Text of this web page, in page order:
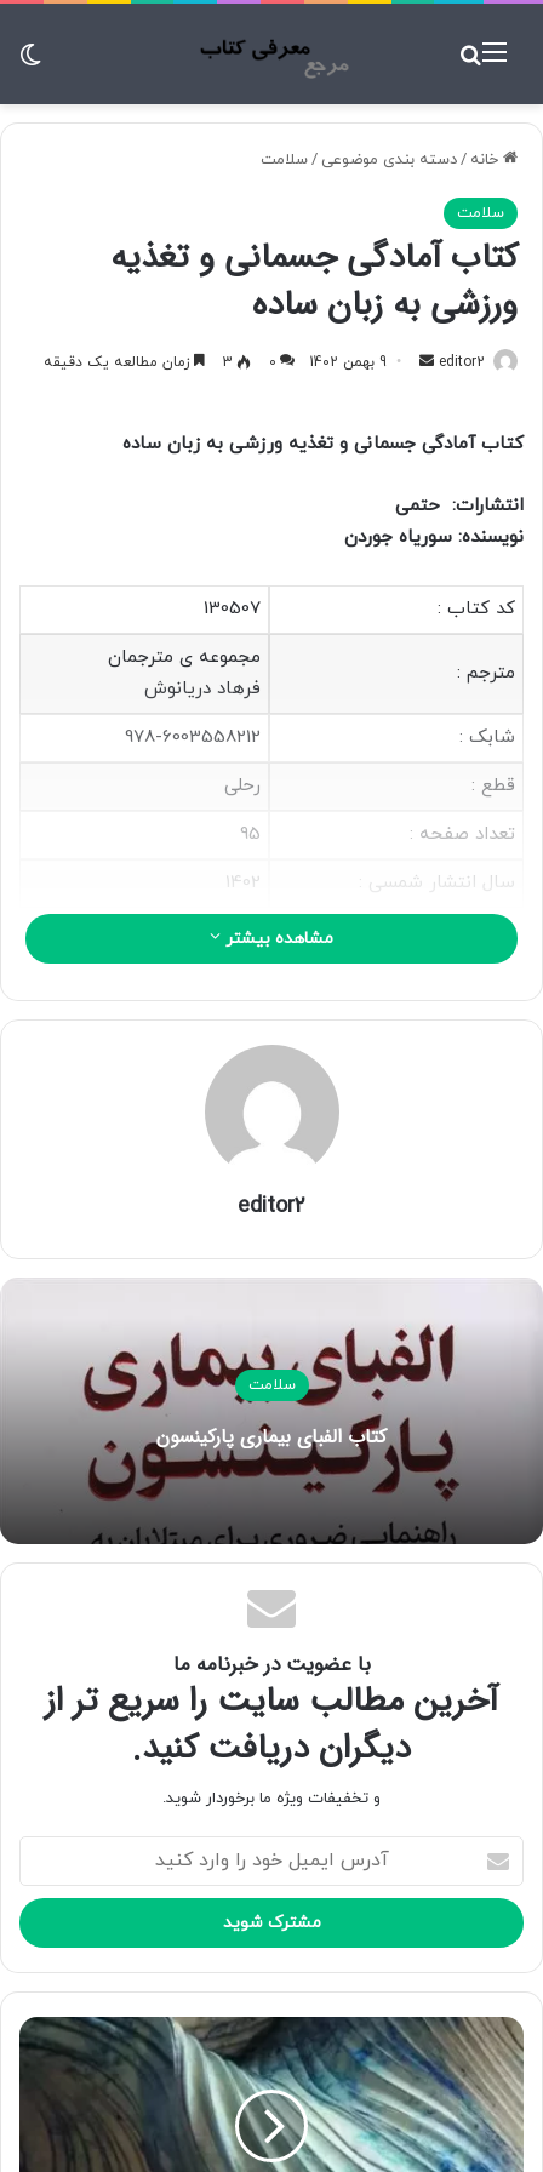
منو
خانه /دسته بندی موضوعی /سلامت
سلامت
کتاب آمادگی جسمانی و تغذیه
ورزشی به زبان ساده
editor2
ب
ه
9 بهمن 1402 0
3 زمان مطالعه یک دقیقه
کتاب آمادگی جسمانی و تغذیه ورزشی به زبان ساده
انتشارات: حتمی
نویسنده: سوریاه جوردن
کد کتاب : 130507
مترجم :
مجموعه ی مترجمان
فرهاد دریانوش
شابک :
978-6003558212
قطع :
رحلی
تعداد صفحه :
95
سال انتشار شمسی :
1402
نوع جلد :
شومیز
معرفی کتاب آمادگی جسمانی و تغذیه
ورزشی به زبان ساده اثر سوریاه جوردن
کتاب حاضر با زبانی ساده به اهمیت تغذیه در سلامت بدن
ذهن و تناسب اندام و .. ارائه می‌دهد. همچنین به مبحث
پردازد و ارتباط آن با تغذیه مناسب را در خود جای داده است. در
آن‌ها را معرفی و نمایان می‌سازد.
(برگرفته از متن ناشر)
کتاب آمادگی جسمانی و تغذیه ورزشی به زبان ساده
کپی لینک
مشاهده بیشتر
editor2
سلامت
کتاب الفبای بیماری پارکینسون
با عضویت در خبرنامه ما
آخرین مطالب سایت را سریع تر از
دیگران دریافت کنید.
و تخفیفات ویژه ما برخوردار شوید.
س
ی
ی
ل
خ
و
د
ر